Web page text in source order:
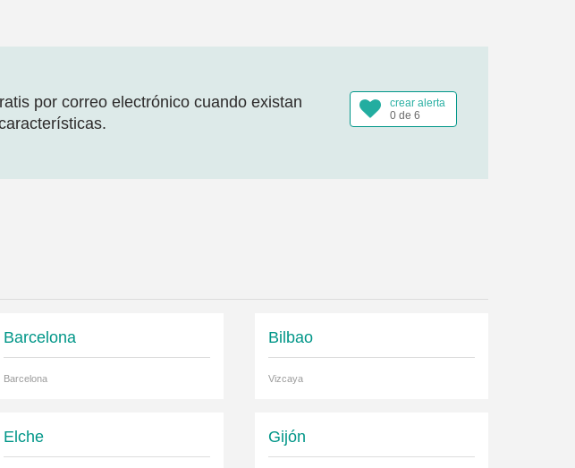
crear alerta
0 de 6
por correo electrónico cuando existan
Barcelona
Barcelona
Bilbao
Vizcaya
Elche Gijón